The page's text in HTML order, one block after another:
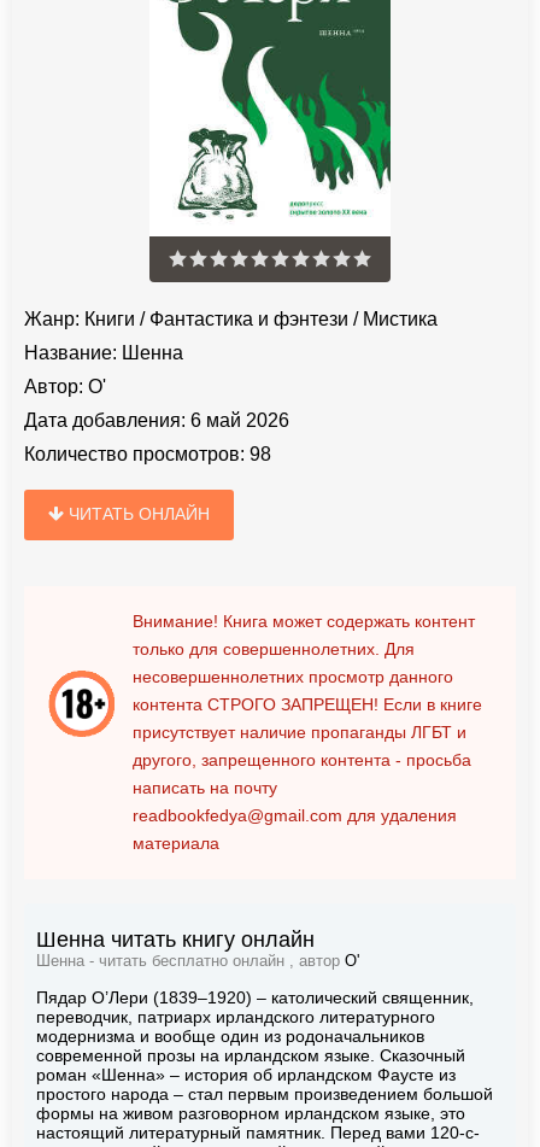
Жанр: Книги / Фантастика и фэнтези / Мистика
Название: Шенна
Автор: О'
Дата добавления: 6 май 2026
Количество просмотров: 98
ЧИТАТЬ ОНЛАЙН
Внимание! Книга может содержать контент
только для совершеннолетних. Для
несовершеннолетних просмотр данного
контента СТРОГО ЗАПРЕЩЕН! Если в книге
присутствует наличие пропаганды ЛГБТ и
другого, запрещенного контента - просьба
написать на почту
readbookfedya@gmail.com для удаления
материала
Шенна читать книгу онлайн
Шенна - читать бесплатно онлайн , автор О'
Пядар О’Лери (1839–1920) – католический священник,
переводчик, патриарх ирландского литературного
модернизма и вообще один из родоначальников
современной прозы на ирландском языке. Сказочный
роман «Шенна» – история об ирландском Фаусте из
простого народа – стал первым произведением большой
формы на живом разговорном ирландском языке, это
настоящий литературный памятник. Перед вами 120-с-